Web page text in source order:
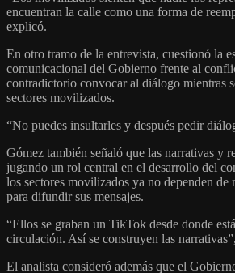
encuentran la calle como una forma de
explicó.
En otro tramo de la entrevista, cuestionó la
comunicacional del Gobierno frente al
contradictorio convocar al diálogo mientras
sectores movilizados.
“No puedes insultarles y después pedir
Gómez también señaló que las narrativas y
jugando un rol central en el desarrollo del
los sectores movilizados ya no dependen de
para difundir sus mensajes.
“Ellos se graban un TikTok desde donde
circulación. Así se construyen las
El analista consideró además que el